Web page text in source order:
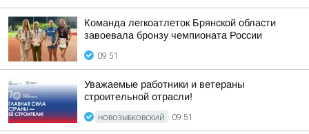
Команда легкоатлеток Брянской области
завоевала бронзу чемпионата России
09:51
Уважаемые работники и ветераны
строительной отрасли!
НОВОЗЫБКОВСКИЙ 09:51